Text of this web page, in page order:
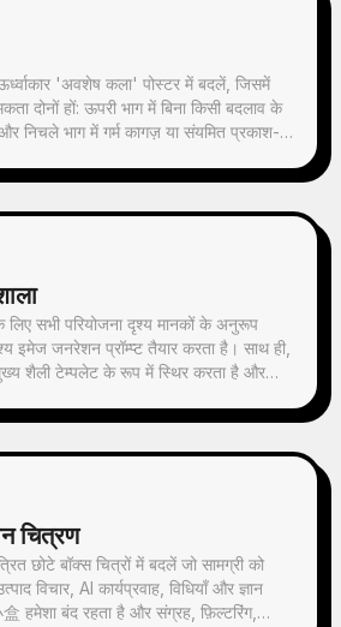
'अवशेष कला' पोस्टर में बदलें, जिसमें
दोनों हों: ऊपरी भाग में बिना किसी बदलाव के
निचले भाग में गर्म कागज़ या संयमित प्रकाश-
सामान्य चित्रण या सजावटी पोस्टर नहीं है,
है, ताकि विषय थंबनेल में भी पहचाना जा
शांत, संयमित और आधुनिक प्रिंट जैसी
मूल छवि से लिए जाते हैं, जिनमें मुख्य रूप से गहरा
पत्थरीला रंग या कम-संतृप्त गर्म रंग होते हैं, और
रंग का निशान जोड़ा जाता है। शीर्षक आमतौर
और गैलरी लेबल जैसा रखा जाता है, ताकि यह
शहर इमेजरी पोस्टर, अमूर्त संपादकीय
सामग्री को बरकरार रखता है, और नीचे
साथ एक 'स्मृति छाप' बनाता है, जिससे हर
और विस्तार योग्य दृश्य पहचान मिलती है।
लिए सभी परियोजना दृश्य मानकों के अनुरूप
इमेज जनरेशन प्रॉम्प्ट तैयार करता है। साथ ही,
शैली टेम्पलेट के रूप में स्थिर करता है और
जनरेशन के दौरान क्रेडिट की बर्बादी से
चित्रण
छोटे बॉक्स चित्रों में बदलें जो सामग्री को
विचार, AI कार्यप्रवाह, विधियाँ और ज्ञान
हमेशा बंद रहता है और संग्रह, फ़िल्टरिंग,